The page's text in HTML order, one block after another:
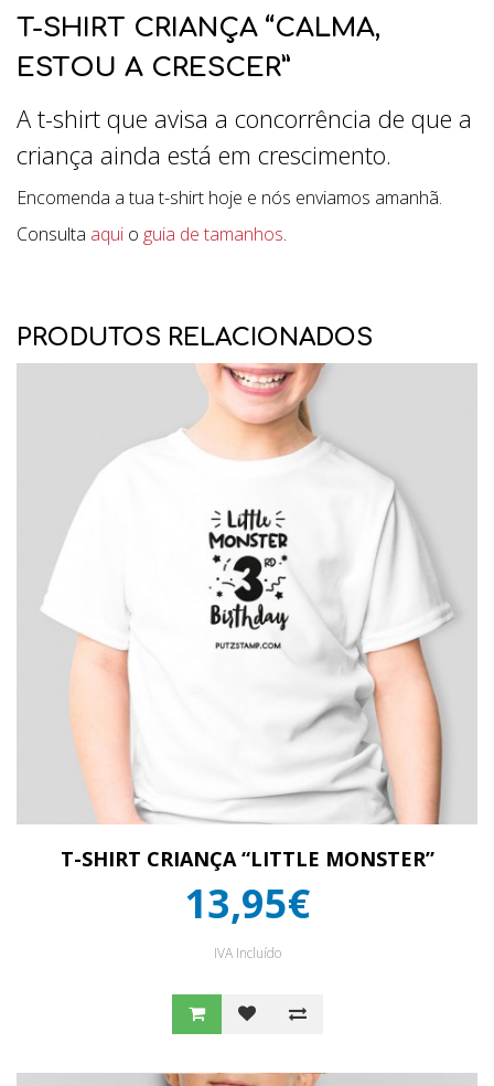
T-SHIRT CRIANÇA “CALMA,
ESTOU A CRESCER”
A t-shirt que avisa a concorrência de que a
criança ainda está em crescimento.
Encomenda a tua t-shirt hoje e nós enviamos amanhã.
Consulta aqui o guia de tamanhos.
PRODUTOS RELACIONADOS
T-SHIRT CRIANÇA “LITTLE MONSTER”
13,95€
IVA Incluído